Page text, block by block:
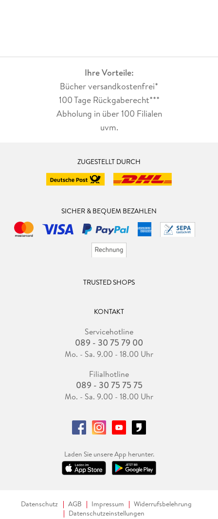
Ihre Vorteile:
Bücher versandkostenfrei*
100 Tage Rückgaberecht***
Abholung in über 100 Filialen
uvm.
ZUGESTELLT DURCH
SICHER & BEQUEM BEZAHLEN
TRUSTED SHOPS
KONTAKT
Servicehotline
089 - 30 75 79 00
Mo. - Sa. 9.00 - 18.00 Uhr
Filialhotline
089 - 30 75 75 75
Mo. - Sa. 9.00 - 18.00 Uhr
Laden Sie unsere App herunter.
Datenschutz AGB Impressum
Widerrufsbelehrung
Datenschutzeinstellungen